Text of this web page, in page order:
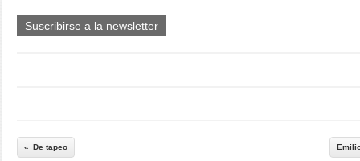
Suscribirse a la newsletter
De tapeo